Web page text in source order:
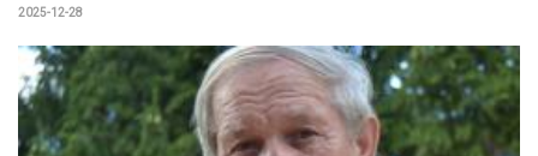
2025-12-28